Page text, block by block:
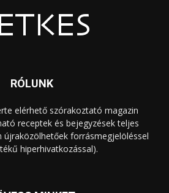
RÓLUNK
elérhető szórakoztató magazin
receptek és bejegyzések teljes
újraközölhetőek forrásmegjelöléssel
hiperhivatkozással).